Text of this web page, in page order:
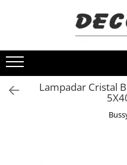
Toate Produsele
■ ILUMINAT DE INTERIOR
CANDELABRE & PENDULE
APLICE CLASICE
Lampadar Cristal